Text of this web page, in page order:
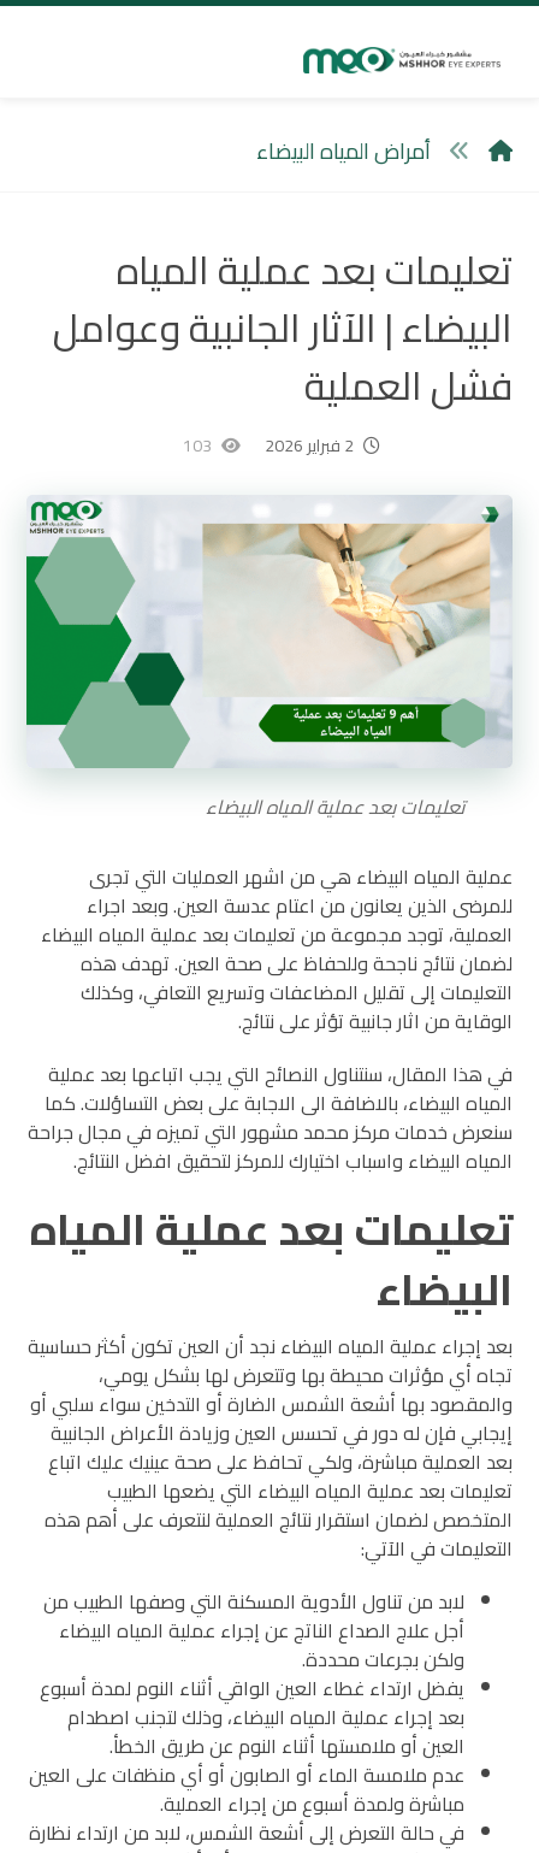
أمراض المياه البيضاء
تعليمات بعد عملية المياه
البيضاء | الآثار الجانبية وعوامل
فشل العملية
2 فبراير 2026 103
تعليمات بعد عملية المياه البيضاء
عملية المياه البيضاء هي من اشهر العمليات التي تجرى
للمرضى الذين يعانون من اعتام عدسة العين. وبعد اجراء
العملية، توجد مجموعة منتعليمات بعد عملية المياه البيضاء
لضمان نتائج ناجحة وللحفاظ على صحة العين. تهدف هذه
التعليمات إلى تقليل المضاعفات وتسريع التعافي، وكذلك
الوقاية من اثار جانبية تؤثر على نتائج.
في هذا المقال، سنتناول النصائح التي يجب اتباعها بعد عملية
المياه البيضاء، بالاضافة الى الاجابة على بعض التساؤلات. كما
سنعرض خدمات مركز محمد مشهور التي تميزه في مجال جراحة
المياه البيضاء واسباب اختيارك للمركز لتحقيق افضل النتائج.
تعليمات بعد عملية المياه
البيضاء
بعد إجراء عملية المياه البيضاء نجد أن العين تكون أكثر حساسية
تجاه أي مؤثرات محيطة بها وتتعرض لها بشكل يومي،
والمقصود بها أشعة الشمس الضارة أو التدخين سواء سلبي أو
إيجابي فإن له دور في تحسس العين وزيادة الأعراض الجانبية
بعد العملية مباشرة، ولكي تحافظ على صحة عينيك عليك اتباع
تعليمات بعد عملية المياه البيضاء التي يضعها الطبيب
المتخصص لضمان استقرار نتائج العملية لنتعرف على أهم هذه
التعليمات في الآتي:
لابد من تناول الأدوية المسكنة التي وصفها الطبيب من
أجل علاج الصداع الناتج عن إجراء عملية المياه البيضاء
ولكن بجرعات محددة.
يفضل ارتداء غطاء العين الواقي أثناء النوم لمدة أسبوع
بعد إجراء عملية المياه البيضاء، وذلك لتجنب اصطدام
العين أو ملامستها أثناء النوم عن طريق الخطأ.
عدم ملامسة الماء أو الصابون أو أي منظفات على العين
مباشرة ولمدة أسبوع من إجراء العملية.
في حالة التعرض إلى أشعة الشمس، لابد من ارتداء نظارة